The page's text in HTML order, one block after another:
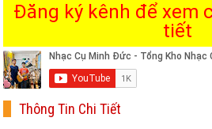
Đăng ký kênh để xem
tiết
Thông Tin Chi Tiết